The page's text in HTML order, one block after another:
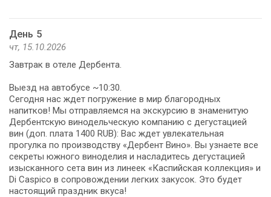
День 5
чт, 15.10.2026
Завтрак в отеле Дербента.
Выезд на автобусе ~10:30.
Сегодня нас ждет погружение в мир благородных
напитков! Мы отправляемся на экскурсию в знаменитую
Дербентскую винодельческую компанию с дегустацией
вин (доп. плата 1400 RUB): Вас ждет увлекательная
прогулка по производству «Дербент Вино». Вы узнаете все
секреты южного виноделия и насладитесь дегустацией
изысканного сета вин из линеек «Каспийская коллекция» и
Di Caspico в сопровождении легких закусок. Это будет
настоящий праздник вкуса!